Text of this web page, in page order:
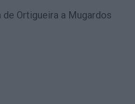
Ortigueira a Mugardos